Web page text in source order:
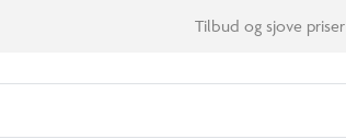
Tilbud og sjove priser